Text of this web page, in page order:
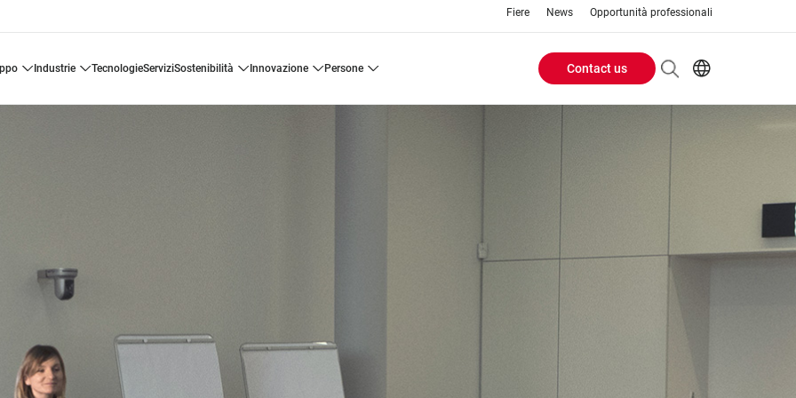
Fiere News Opportunità professionali
industrie tecnologie servizi sostenibilità innovazione persone
Header
Contact us